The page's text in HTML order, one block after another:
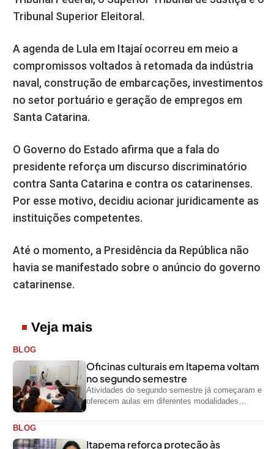
Tribunal Superior Eleitoral.
A agenda de Lula em Itajaí ocorreu em meio a
compromissos voltados à retomada da indústria
naval, construção de embarcações, investimentos
no setor portuário e geração de empregos em
Santa Catarina.
O Governo do Estado afirma que a fala do
presidente reforça um discurso discriminatório
contra Santa Catarina e contra os catarinenses.
Por esse motivo, decidiu acionar juridicamente as
instituições competentes.
Até o momento, a Presidência da República não
havia se manifestado sobre o anúncio do governo
catarinense.
Veja mais
BLOG
Oficinas culturais em Itapema voltam
no segundo semestre
Atividades do segundo semestre já começaram e
oferecem aulas em diferentes modalidades
BLOG
Itapema reforça proteção às